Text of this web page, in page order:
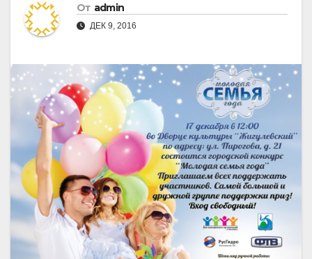
От admin
ДЕК 9, 2016